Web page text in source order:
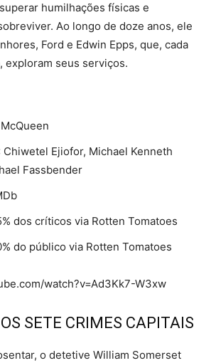
humilhações físicas e
Ao longo de doze anos, ele
Ford e Edwin Epps, que, cada
exploram seus serviços.
Chiwetel Ejiofor, Michael Kenneth
Fassbender
dos críticos via Rotten Tomatoes
do público via Rotten Tomatoes
watch?v=Ad3Kk7-W3xw
SETE CRIMES CAPITAIS
o detetive William Somerset